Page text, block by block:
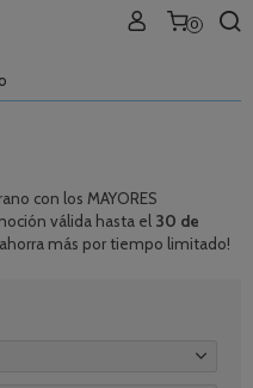
0
con los MAYORES
válida hasta el 30 de
ahorra más por tiempo limitado!